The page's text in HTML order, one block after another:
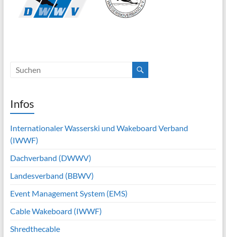
Infos
Internationaler Wasserski und Wakeboard Verband
(IWWF)
Dachverband (DWWV)
Landesverband (BBWV)
Event Management System (EMS)
Cable Wakeboard (IWWF)
Shredthecable